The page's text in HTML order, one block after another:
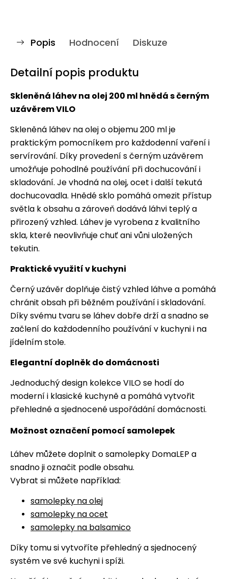
Popis Hodnocení Diskuze
Detailní popis produktu
Skleněná láhev na olej 200 ml hnědá s černým
uzávěrem VILO
Skleněná láhev na olej o objemu 200 ml je
praktickým pomocníkem pro každodenní vaření i
servírování. Díky provedení s černým uzávěrem
umožňuje pohodlné používání při dochucování i
skladování. Je vhodná na olej, ocet i další tekutá
dochucovadla. Hnědé sklo pomáhá omezit přístup
světla k obsahu a zároveň dodává láhvi teplý a
přirozený vzhled. Láhev je vyrobena z kvalitního
skla, které neovlivňuje chuť ani vůni uložených
tekutin.
Praktické využití v kuchyni
Černý uzávěr doplňuje čistý vzhled láhve a pomáhá
chránit obsah při běžném používání i skladování.
Díky svému tvaru se láhev dobře drží a snadno se
začlení do každodenního používání v kuchyni i na
jídelním stole.
Elegantní doplněk do domácnosti
Jednoduchý design kolekce VILO se hodí do
moderní i klasické kuchyně a pomáhá vytvořit
přehledné a sjednocené uspořádání domácnosti.
Možnost označení pomocí samolepek
Láhev můžete doplnit o samolepky DomaLEP a
snadno ji označit podle obsahu.
Vybrat si můžete například:
samolepky na olej
samolepky na ocet
samolepky na balsamico
Díky tomu si vytvoříte přehledný a sjednocený
systém ve své kuchyni i spíži.